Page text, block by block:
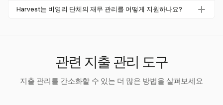
한 기능을 제공하여 투명성과 재무 관리를 향상시킵니다.
투명성은 기부자 및 이해관계자와의 신뢰를 구축하여 자금
Harvest는 비영리 단체의 재무 관리를 어떻게 지원하나요?
관련 지출 관리 도구
지출 관리를 간소화할 수 있는 더 많은 방법을 살펴보세요